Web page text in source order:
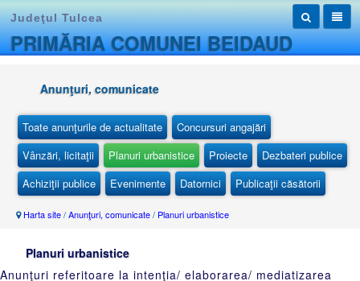
Judeţul Tulcea
PRIMĂRIA COMUNEI BEIDAUD
Anunţuri, comunicate
Toate anunţurile de actualitate
Concursuri angajări
Vânzări, licitaţii
Planuri urbanistice Proiecte
Dezbateri publice
Achiziţii publice
Evenimente Datornici Publicaţii căsătorii
Harta site/Anunţuri, comunicate/ Planuri urbanistice
Planuri urbanistice
Anunţuri referitoare la intenţia/ elaborarea/ mediatizarea